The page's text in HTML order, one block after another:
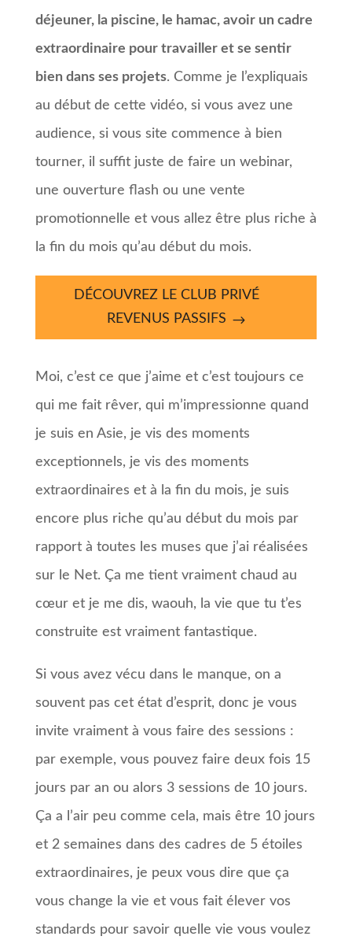
déjeuner, la piscine, le hamac, avoir un cadre
extraordinaire pour travailler et se sentir
bien dans ses projets. Comme je l’expliquais
au début de cette vidéo, si vous avez une
audience, si vous site commence à bien
tourner, il suffit juste de faire un webinar,
une ouverture flash ou une vente
promotionnelle et vous allez être plus riche à
la fin du mois qu’au début du mois.
DÉCOUVREZ LE CLUB PRIVÉ
REVENUS PASSIFS
Moi, c’est ce que j’aime et c’est toujours ce
qui me fait rêver, qui m’impressionne quand
je suis en Asie, je vis des moments
exceptionnels, je vis des moments
extraordinaires et à la fin du mois, je suis
encore plus riche qu’au début du mois par
rapport à toutes les muses que j’ai réalisées
sur le Net. Ça me tient vraiment chaud au
cœur et je me dis, waouh, la vie que tu t’es
construite est vraiment fantastique.
Si vous avez vécu dans le manque, on a
souvent pas cet état d’esprit, donc je vous
invite vraiment à vous faire des sessions :
par exemple, vous pouvez faire deux fois 15
jours par an ou alors 3 sessions de 10 jours.
Ça a l’air peu comme cela, mais être 10 jours
et 2 semaines dans des cadres de 5 étoiles
extraordinaires, je peux vous dire que ça
vous change la vie et vous fait élever vos
standards pour savoir quelle vie vous voulez